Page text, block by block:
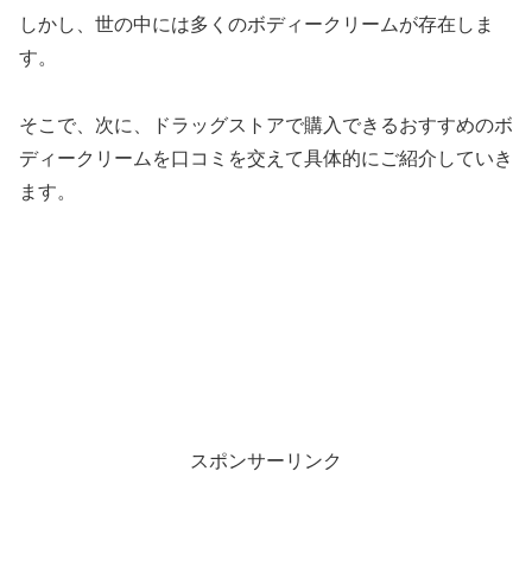
しかし、世の中には多くのボディークリームが存在しま
す。
そこで、次に、ドラッグストアで購入できるおすすめのボ
ディークリームを口コミを交えて具体的にご紹介していき
ます。
スポンサーリンク